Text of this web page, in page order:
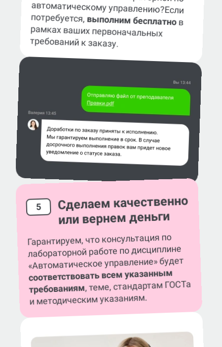
автоматическому управлению?Если
потребуется, выполним бесплатнов
рамках ваших первоначальных
требований к заказу.
5 Сделаем качественно
или вернем деньги
Гарантируем, что консультация по
лабораторной работе по дисциплине
«Автоматическое управление» будет
соответствовать всем указанным
требованиям, теме, стандартам ГОСТа
и методическим указаниям.